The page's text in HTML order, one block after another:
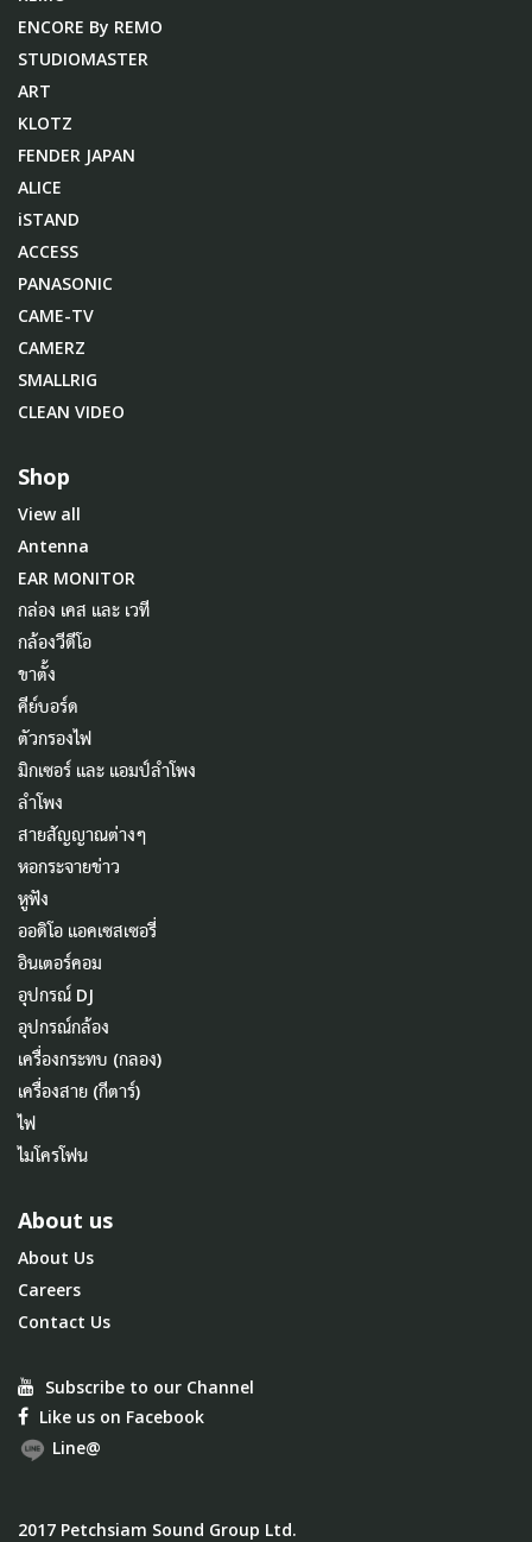
ENCORE By REMO
STUDIOMASTER
ART
KLOTZ
FENDER JAPAN
ALICE
iSTAND
ACCESS
PANASONIC
CAME-TV
CAMERZ
SMALLRIG
CLEAN VIDEO
Shop
View all
Antenna
EAR MONITOR
กล่อง เคส และ เวที
กล้องวีดีโอ
ขาตั้ง
คีย์บอร์ด
ตัวกรองไฟ
มิกเซอร์ และ แอมป์ลำโพง
ลำโพง
สายสัญญาณต่างๆ
หอกระจายข่าว
หูฟัง
ออดิโอ แอคเซสเซอรี่
อินเตอร์คอม
อุปกรณ์ DJ
อุปกรณ์กล้อง
เครื่องกระทบ (กลอง)
เครื่องสาย (กีตาร์)
ไฟ
ไมโครโฟน
About us
About Us
Careers
Contact Us
Subscribe to our Channel
Like us on Facebook
Line@
2017 Petchsiam Sound Group Ltd.